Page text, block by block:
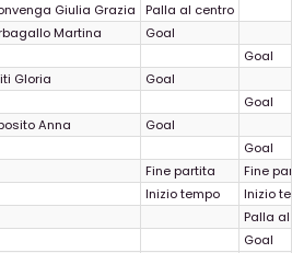
Giulia Grazia
Palla al centro
Martina
Goal
Goal
Gloria
Goal
Goal
Anna
Goal
Goal
Fine partita
Fine
Inizio tempo
Inizio
Palla
Goal